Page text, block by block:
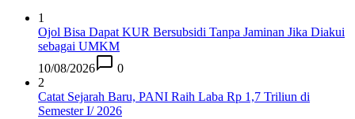
1
Ojol Bisa Dapat KUR Bersubsidi Tanpa Jaminan Jika Diakui
sebagai UMKM
10/08/2026
0
2
Catat Sejarah Baru, PANI Raih Laba Rp 1,7 Triliun di
Semester I/ 2026